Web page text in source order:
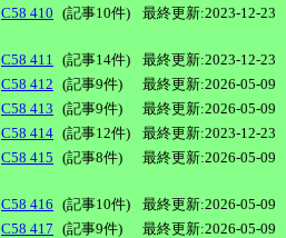
C58 410 (記事10件) 最終更新:2023-12-23
C58 411 (記事14件)
最終更新:2023-12-23
C58 412 (記事9件)
最終更新:2026-05-09
C58 413 (記事9件)
最終更新:2026-05-09
C58 414 (記事12件)
最終更新:2023-12-23
C58 415 (記事8件) 最終更新:2026-05-09
C58 416 (記事10件)
最終更新:2026-05-09
C58 417 (記事9件)
最終更新:2026-05-09